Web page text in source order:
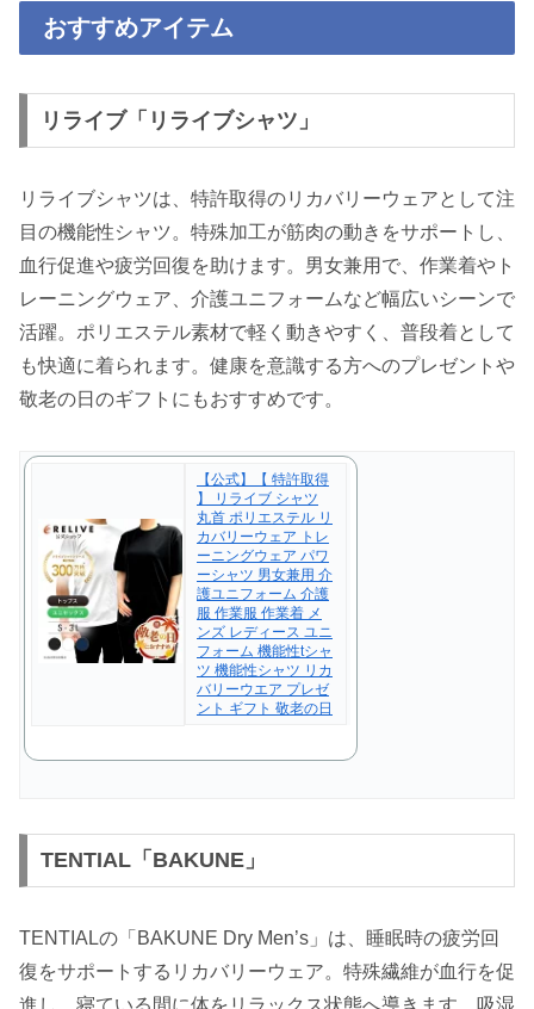
おすすめアイテム
リライブ「リライブシャツ」
リライブシャツは、特許取得のリカバリーウェアとして注
目の機能性シャツ。特殊加工が筋肉の動きをサポートし、
血行促進や疲労回復を助けます。男女兼用で、作業着やト
レーニングウェア、介護ユニフォームなど幅広いシーンで
活躍。ポリエステル素材で軽く動きやすく、普段着として
も快適に着られます。健康を意識する方へのプレゼントや
敬老の日のギフトにもおすすめです。
【公式】【 特許取得
】 リライブ シャツ
丸首 ポリエステル リ
カバリーウェア トレ
ーニングウェア パワ
ーシャツ 男女兼用 介
護ユニフォーム 介護
服 作業服 作業着 メ
ンズ レディース ユニ
フォーム 機能性tシャ
ツ 機能性シャツ リカ
バリーウエア プレゼ
ント ギフト 敬老の日
TENTIAL「BAKUNE」
TENTIALの「BAKUNE Dry Men’s」は、睡眠時の疲労回
復をサポートするリカバリーウェア。特殊繊維が血行を促